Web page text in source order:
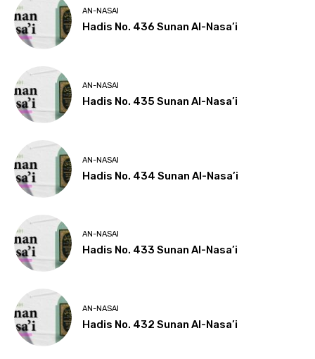
AN-NASAI
Hadis No. 436 Sunan Al-Nasa’i
AN-NASAI
Hadis No. 435 Sunan Al-Nasa’i
AN-NASAI
Hadis No. 434 Sunan Al-Nasa’i
AN-NASAI
Hadis No. 433 Sunan Al-Nasa’i
AN-NASAI
Hadis No. 432 Sunan Al-Nasa’i